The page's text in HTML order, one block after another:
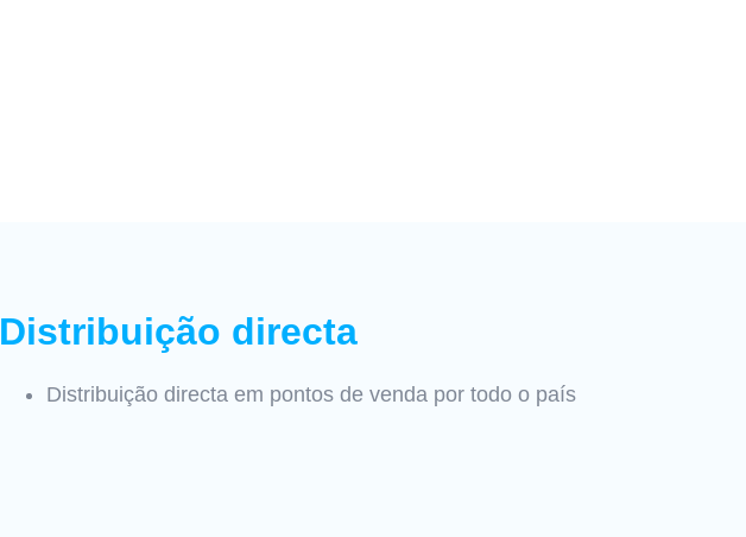
Distribuição directa
Distribuição directa em pontos de venda por todo o país